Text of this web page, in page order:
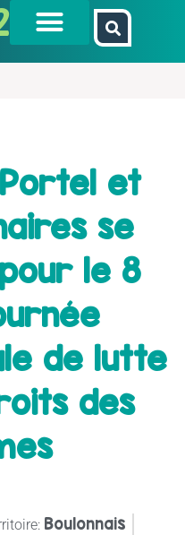
et
se
le 8
de lutte
des
Boulonnais